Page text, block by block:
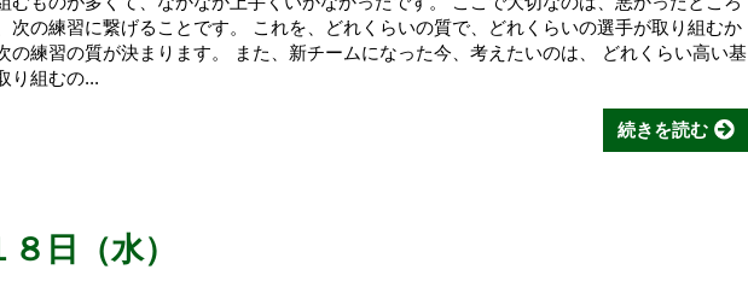
次の練習に繋げることです。 これを、どれくらいの質で、どれくらいの選手が取り組むか
の練習の質が決まります。 また、新チームになった今、考えたいのは、 どれくらい高い基
り組むの...
続きを読む
８日（水）